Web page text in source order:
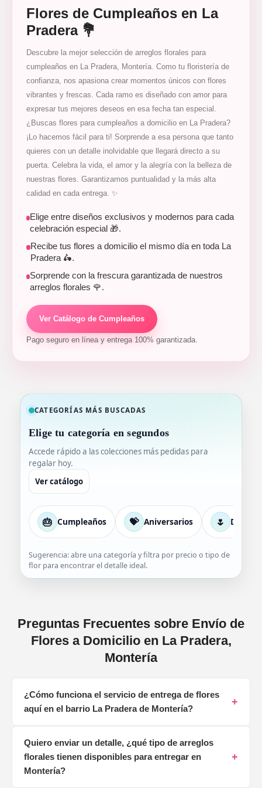
Flores de Cumpleaños en La
Pradera 💐
Descubre la mejor selección de arreglos florales para
cumpleaños en La Pradera, Montería. Como tu floristería de
confianza, nos apasiona crear momentos únicos con flores
vibrantes y frescas. Cada ramo es diseñado con amor para
expresar tus mejores deseos en esa fecha tan especial.
¿Buscas flores para cumpleaños a domicilio en La Pradera?
¡Lo hacemos fácil para ti! Sorprende a esa persona que tanto
quieres con un detalle inolvidable que llegará directo a su
puerta. Celebra la vida, el amor y la alegría con la belleza de
nuestras flores. Garantizamos puntualidad y la más alta
calidad en cada entrega. ✨
Elige entre diseños exclusivos y modernos para cada
celebración especial 🎁.
Recibe tus flores a domicilio el mismo día en toda La
Pradera 🛵.
Sorprende con la frescura garantizada de nuestros
arreglos florales 🌹.
Ver Catálogo de Cumpleaños
Pago seguro en línea y entrega 100% garantizada.
CATEGORÍAS MÁS BUSCADAS
Elige tu categoría en segundos
Accede rápido a las colecciones más pedidas para
regalar hoy.
Ver catálogo
🎂 Cumpleaños 💝 Aniversarios 🌷 Día de
Sugerencia: abre una categoría y filtra por precio o tipo de
flor para encontrar el detalle ideal.
Preguntas Frecuentes sobre Envío de
Flores a Domicilio en La Pradera,
Montería
¿Cómo funciona el servicio de entrega de flores
aquí en el barrio La Pradera de Montería?
+
entregas dentro de La Pradera, lo que nos permite ser
súper ágiles y cuidadosos. Cuando haces tu pedido,
preparamos tu arreglo con flores frescas del día y lo
Quiero enviar un detalle, ¿qué tipo de arreglos
florales tienen disponibles para entregar en
Montería?
+